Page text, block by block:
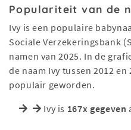
Populariteit van de
Ivy is een populaire
Sociale Verzekeringsbank
namen van 2025. In de
de naam Ivy tussen 2012
populair geworden.
Ivy is 167x gegeven